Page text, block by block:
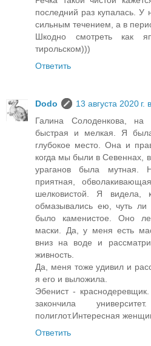
последний раз купалась.
сильным течением, а в
Шкодно смотреть как
тирольском)))
Ответить
Dodo
13 августа 2020 г.
Галина Солоденкова,
быстрая и мелкая. Я
глубокое место. Она и
когда мы были в Севеннах,
ураганов была мутная.
приятная,
шелковистой. Я видела,
обмазывались ею, чуть
было каменистое. Оно
маски. Да, у меня есть
вниз на воде и
живность.
Да, меня тоже удивил и
я его и выложила.
Эбенист -
закончила
полиглот.Интересная
Ответить